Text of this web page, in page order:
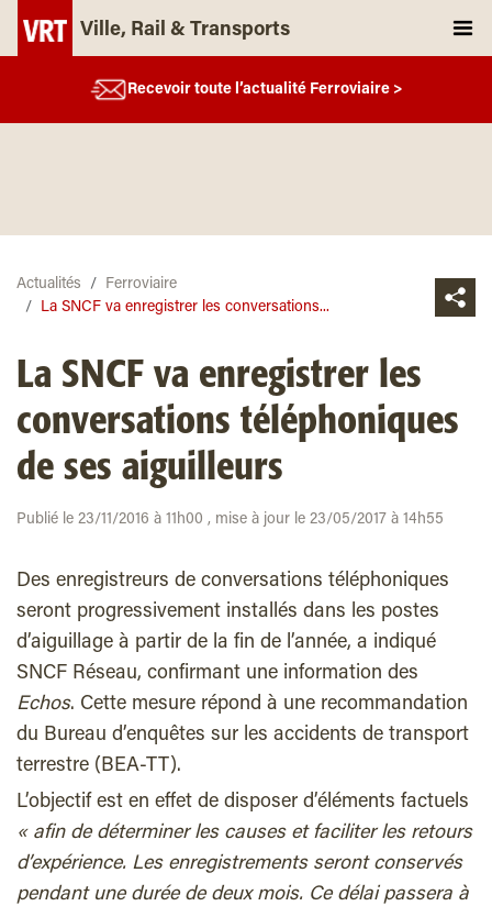
Ville, Rail & Transports
Recevoir toute l’actualité Ferroviaire >
Actualités
Ferroviaire
La SNCF va enregistrer les conversations...
La SNCF va enregistrer les
conversations téléphoniques
de ses aiguilleurs
Publié le 23/11/2016 à 11h00 , mise à jour le 23/05/2017 à 14h55
Des enregistreurs de conversations téléphoniques
seront progressivement installés dans les postes
d’aiguillage à partir de la fin de l’année, a indiqué
SNCF Réseau, confirmant une information des
Echos. Cette mesure répond à une recommandation
du Bureau d’enquêtes sur les accidents de transport
terrestre (BEA-TT).
L’objectif est en effet de disposer d’éléments factuels
« afin de déterminer les causes et faciliter les retours
d’expérience. Les enregistrements seront conservés
pendant une durée de deux mois. Ce délai passera à